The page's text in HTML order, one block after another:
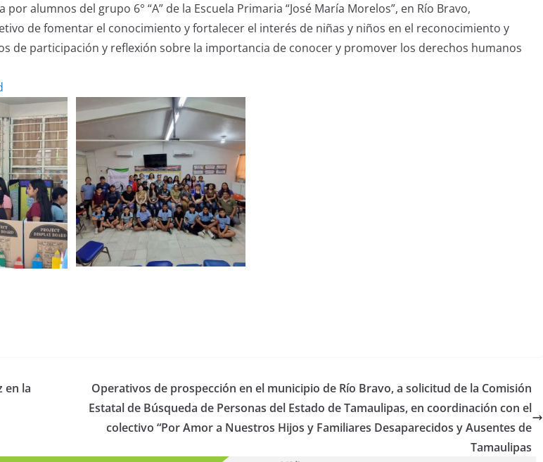
alumnos del grupo 6° “A” de la Escuela Primaria “José María Morelos”, en Río Bravo,
de fomentar el conocimiento y fortalecer el interés de niñas y niños en el reconocimiento y
de participación y reflexión sobre la importancia de conocer y promover los derechos humanos
en la
Operativos de prospección en el municipio de Río Bravo, a solicitud de la Comisión
Estatal de Búsqueda de Personas del Estado de Tamaulipas, en coordinación con el
colectivo “Por Amor a Nuestros Hijos y Familiares Desaparecidos y Ausentes de
Tamaulipas